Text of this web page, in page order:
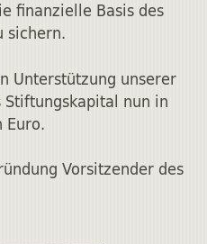
finanzielle Basis des
sichern.
Unterstützung unserer
nun in
Vorsitzender des